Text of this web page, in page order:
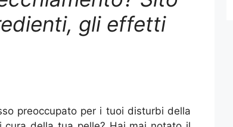
gli effetti
preoccupato per i tuoi disturbi della